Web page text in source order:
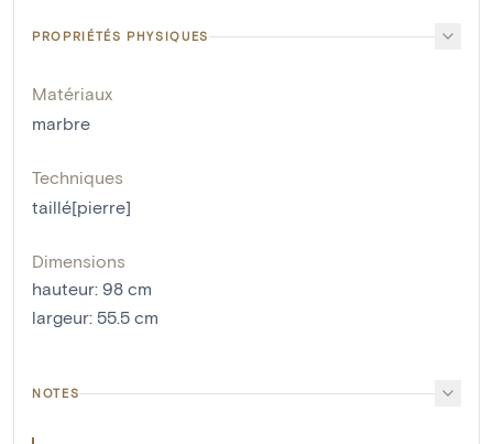
PROPRIÉTÉS PHYSIQUES
Matériaux
marbre
Techniques
taillé[pierre]
Dimensions
hauteur: 98 cm
largeur: 55.5 cm
NOTES